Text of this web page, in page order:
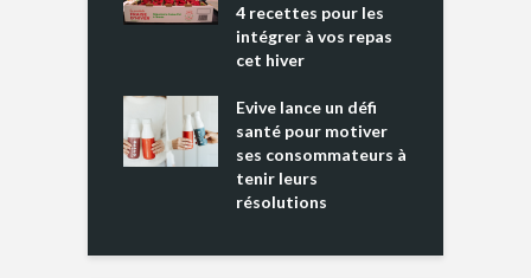
4 recettes pour les
intégrer à vos repas
cet hiver
Evive lance un défi
santé pour motiver
ses consommateurs à
tenir leurs
résolutions